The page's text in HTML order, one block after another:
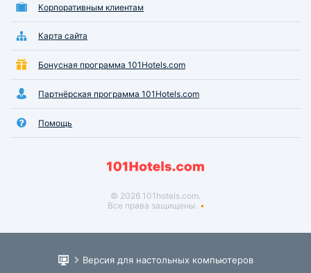
Корпоративным клиентам
Карта сайта
Бонусная программа 101Hotels.com
Партнёрская программа 101Hotels.com
Помощь
© 2026 101hotels.com.
Все права защищены.
Версия для настольных компьютеров